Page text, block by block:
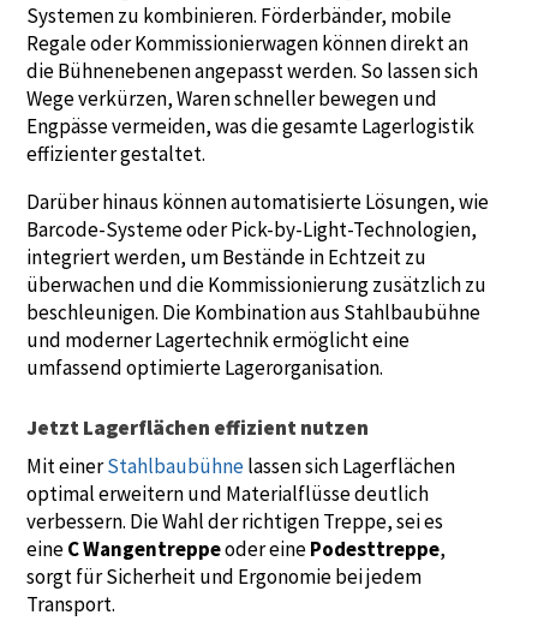
Systemen zu kombinieren. Förderbänder, mobile
Regale oder Kommissionierwagen können direkt an
die Bühnenebenen angepasst werden. So lassen sich
Wege verkürzen, Waren schneller bewegen und
Engpässe vermeiden, was die gesamte Lagerlogistik
effizienter gestaltet.
Darüber hinaus können automatisierte Lösungen, wie
Barcode-Systeme oder Pick-by-Light-Technologien,
integriert werden, um Bestände in Echtzeit zu
überwachen und die Kommissionierung zusätzlich zu
beschleunigen. Die Kombination aus Stahlbaubühne
und moderner Lagertechnik ermöglicht eine
umfassend optimierte Lagerorganisation.
Jetzt Lagerflächen effizient nutzen
Mit einerStahlbaubühnelassen sich Lagerflächen
optimal erweitern und Materialflüsse deutlich
verbessern. Die Wahl der richtigen Treppe, sei es
eineC Wangentreppeoder einePodesttreppe,
sorgt für Sicherheit und Ergonomie bei jedem
Transport.